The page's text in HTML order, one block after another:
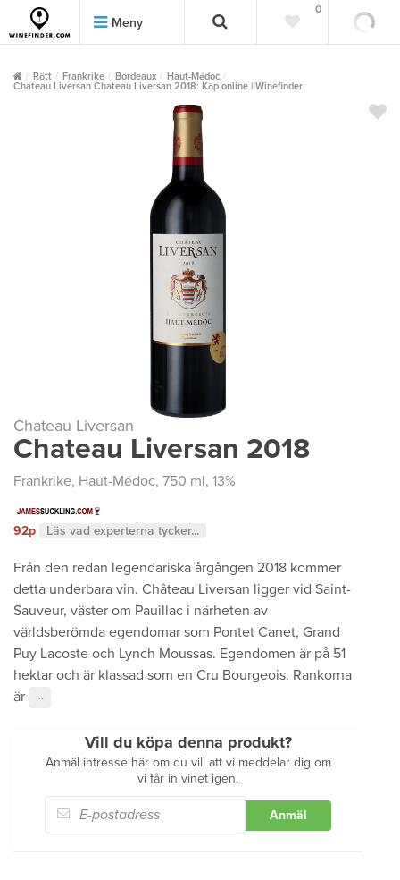
Meny
0
Rött Frankrike Bordeaux
Haut-Médoc
Chateau Liversan Chateau Liversan 2018: Köp online | Winefinder
Chateau Liversan
Chateau Liversan 2018
Frankrike, Haut-Médoc, 750 ml, 13%
92p Läs vad experterna tycker...
Från den redan legendariska årgången 2018 kommer
detta underbara vin. Château Liversan ligger vid Saint-
Sauveur, väster om Pauillac i närheten av
världsberömda egendomar som Pontet Canet, Grand
Puy Lacoste och Lynch Moussas. Egendomen är på 51
hektar och är klassad som en Cru Bourgeois. Rankorna
är
···
Vill du köpa denna produkt?
Anmäl intresse här om du vill att vi meddelar dig om
vi får in vinet igen.
Anmäl
""